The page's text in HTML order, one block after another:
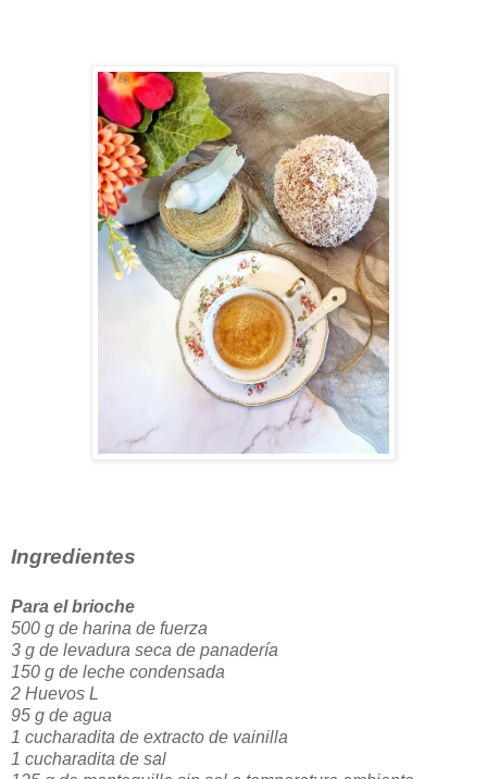
Ingredientes
Para el brioche
500 g de harina de fuerza
3 g de levadura seca de panadería
150 g de leche condensada
2 Huevos L
95 g de agua
1 cucharadita de extracto de vainilla
1 cucharadita de sal